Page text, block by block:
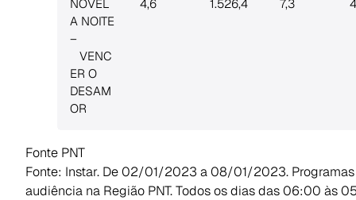
NOVEL
A NOITE
–
VENC
ER O
DESAM
OR
4,6 1.526,4 7,3
Fonte PNT
Fonte: Instar. De 02/01/2023 a 08/01/2023.
audiência na Região PNT. Todos os dias das 06:00 às